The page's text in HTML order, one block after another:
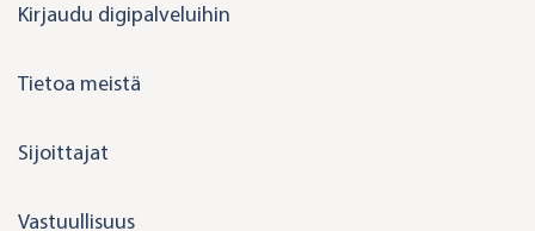
n
Kirjaudu digipalveluihin
Tietoa meistä
Sijoittajat
Vastuullisuus